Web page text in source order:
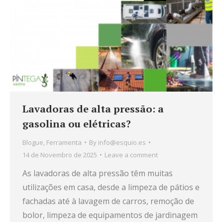
Lavadoras de alta pressão: a
gasolina ou elétricas?
Blogue, Ferramenta By info@esquio.es
14 de Novembro de 2025
Leave a comment
As lavadoras de alta pressão têm muitas
utilizações em casa, desde a limpeza de pátios e
fachadas até à lavagem de carros, remoção de
bolor, limpeza de equipamentos de jardinagem